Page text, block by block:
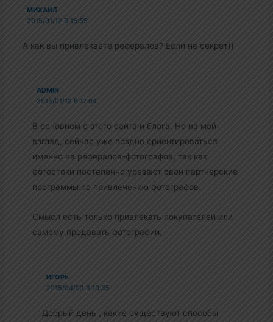
МИХАИЛ
2015/01/12 В 16:55
А как вы привлекаете рефералов? Если не секрет))
ADMIN
2015/01/12 В 17:04
В основном с этого сайта и блога. Но на мой
взгляд, сейчас уже поздно ориентироваться
именно на рефералов-фотографов, так как
фотостоки постепенно урезают свои партнерские
программы по привлечению фотографов.
Смысл есть только привлекать покупателей или
самому продавать фотографии.
ИГОРЬ
2015/04/03 В 10:35
Добрый день , какие существуют способы